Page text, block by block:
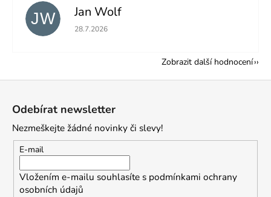
JW Jan Wolf
Hodnocení obchodu je 5 z 5 hvězdiček.
28.7.2026
Zobrazit další hodnocení
Odebírat newsletter
Nezmeškejte žádné novinky či slevy!
E-mail
Vložením e-mailu souhlasíte s podmínkami ochrany
osobních údajů